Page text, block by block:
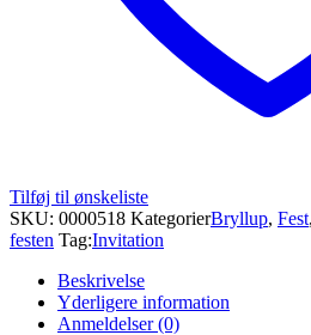
Tilføj til ønskeliste
SKU: 0000518 KategorierBryllup, Fest,
festen Tag:Invitation
Beskrivelse
Yderligere information
Anmeldelser (0)